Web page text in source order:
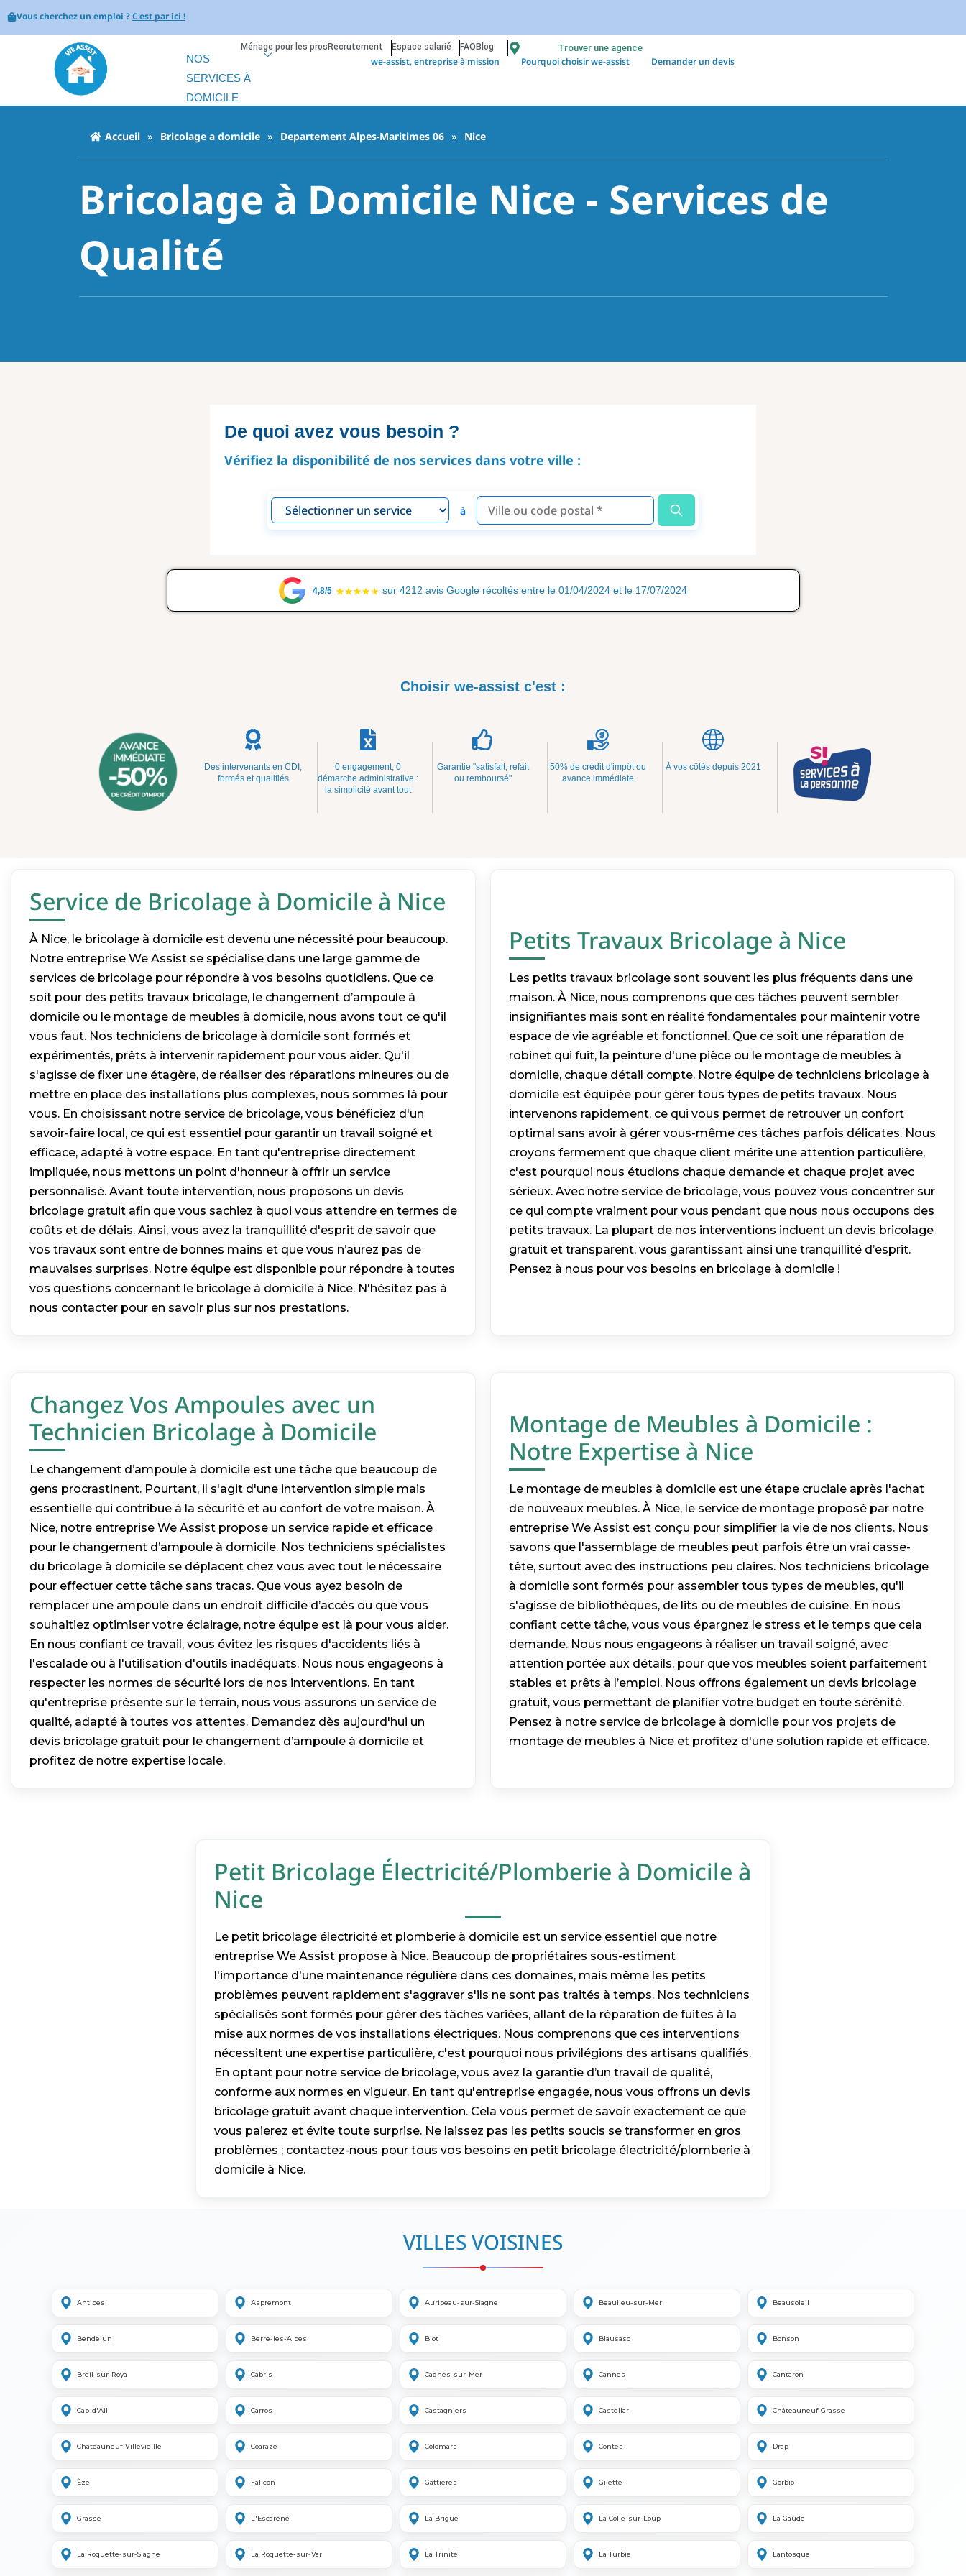
Vous cherchez un emploi ?C'est par ici !
Ménage pour les pros Recrutement Espace salarié FAQ Blog Trouver une agence
NOS
SERVICES À
DOMICILE
we-assist, entreprise à mission Pourquoi choisir we-assist Demander un devis
Accueil » Bricolage a domicile » Departement Alpes-Maritimes 06 » Nice
Bricolage à Domicile Nice - Services de
Qualité
De quoi avez vous besoin ?
Vérifiez la disponibilité de nos services dans votre ville :
à
4,8/5 sur 4212 avis Google récoltés entre le 01/04/2024 et le 17/07/2024
Choisir we-assist c'est :
Des intervenants en CDI,
formés et qualifiés
0 engagement, 0
démarche administrative :
la simplicité avant tout
Garantie "satisfait, refait
ou remboursé"
50% de crédit d'impôt ou
avance immédiate
À vos côtés depuis 2021
Service de Bricolage à Domicile à Nice
À Nice, le bricolage à domicile est devenu une nécessité pour beaucoup.
Notre entreprise We Assist se spécialise dans une large gamme de
services de bricolage pour répondre à vos besoins quotidiens. Que ce
soit pour des petits travaux bricolage, le changement d’ampoule à
domicile ou le montage de meubles à domicile, nous avons tout ce qu'il
vous faut. Nos techniciens de bricolage à domicile sont formés et
expérimentés, prêts à intervenir rapidement pour vous aider. Qu'il
s'agisse de fixer une étagère, de réaliser des réparations mineures ou de
mettre en place des installations plus complexes, nous sommes là pour
vous. En choisissant notre service de bricolage, vous bénéficiez d'un
savoir-faire local, ce qui est essentiel pour garantir un travail soigné et
efficace, adapté à votre espace. En tant qu'entreprise directement
impliquée, nous mettons un point d'honneur à offrir un service
personnalisé. Avant toute intervention, nous proposons un devis
bricolage gratuit afin que vous sachiez à quoi vous attendre en termes de
coûts et de délais. Ainsi, vous avez la tranquillité d'esprit de savoir que
vos travaux sont entre de bonnes mains et que vous n’aurez pas de
mauvaises surprises. Notre équipe est disponible pour répondre à toutes
vos questions concernant le bricolage à domicile à Nice. N'hésitez pas à
nous contacter pour en savoir plus sur nos prestations.
Petits Travaux Bricolage à Nice
Les petits travaux bricolage sont souvent les plus fréquents dans une
maison. À Nice, nous comprenons que ces tâches peuvent sembler
insignifiantes mais sont en réalité fondamentales pour maintenir votre
espace de vie agréable et fonctionnel. Que ce soit une réparation de
robinet qui fuit, la peinture d'une pièce ou le montage de meubles à
domicile, chaque détail compte. Notre équipe de techniciens bricolage à
domicile est équipée pour gérer tous types de petits travaux. Nous
intervenons rapidement, ce qui vous permet de retrouver un confort
optimal sans avoir à gérer vous-même ces tâches parfois délicates. Nous
croyons fermement que chaque client mérite une attention particulière,
c'est pourquoi nous étudions chaque demande et chaque projet avec
sérieux. Avec notre service de bricolage, vous pouvez vous concentrer sur
ce qui compte vraiment pour vous pendant que nous nous occupons des
petits travaux. La plupart de nos interventions incluent un devis bricolage
gratuit et transparent, vous garantissant ainsi une tranquillité d’esprit.
Pensez à nous pour vos besoins en bricolage à domicile !
Changez Vos Ampoules avec un
Technicien Bricolage à Domicile
Le changement d’ampoule à domicile est une tâche que beaucoup de
gens procrastinent. Pourtant, il s'agit d'une intervention simple mais
essentielle qui contribue à la sécurité et au confort de votre maison. À
Nice, notre entreprise We Assist propose un service rapide et efficace
pour le changement d’ampoule à domicile. Nos techniciens spécialistes
du bricolage à domicile se déplacent chez vous avec tout le nécessaire
pour effectuer cette tâche sans tracas. Que vous ayez besoin de
remplacer une ampoule dans un endroit difficile d’accès ou que vous
souhaitiez optimiser votre éclairage, notre équipe est là pour vous aider.
En nous confiant ce travail, vous évitez les risques d'accidents liés à
l'escalade ou à l'utilisation d'outils inadéquats. Nous nous engageons à
respecter les normes de sécurité lors de nos interventions. En tant
qu'entreprise présente sur le terrain, nous vous assurons un service de
qualité, adapté à toutes vos attentes. Demandez dès aujourd'hui un
devis bricolage gratuit pour le changement d’ampoule à domicile et
profitez de notre expertise locale.
Montage de Meubles à Domicile :
Notre Expertise à Nice
Le montage de meubles à domicile est une étape cruciale après l'achat
de nouveaux meubles. À Nice, le service de montage proposé par notre
entreprise We Assist est conçu pour simplifier la vie de nos clients. Nous
savons que l'assemblage de meubles peut parfois être un vrai casse-
tête, surtout avec des instructions peu claires. Nos techniciens bricolage
à domicile sont formés pour assembler tous types de meubles, qu'il
s'agisse de bibliothèques, de lits ou de meubles de cuisine. En nous
confiant cette tâche, vous vous épargnez le stress et le temps que cela
demande. Nous nous engageons à réaliser un travail soigné, avec
attention portée aux détails, pour que vos meubles soient parfaitement
stables et prêts à l’emploi. Nous offrons également un devis bricolage
gratuit, vous permettant de planifier votre budget en toute sérénité.
Pensez à notre service de bricolage à domicile pour vos projets de
montage de meubles à Nice et profitez d'une solution rapide et efficace.
Petit Bricolage Électricité/Plomberie à Domicile à
Nice
Le petit bricolage électricité et plomberie à domicile est un service essentiel que notre
entreprise We Assist propose à Nice. Beaucoup de propriétaires sous-estiment
l'importance d'une maintenance régulière dans ces domaines, mais même les petits
problèmes peuvent rapidement s'aggraver s'ils ne sont pas traités à temps. Nos techniciens
spécialisés sont formés pour gérer des tâches variées, allant de la réparation de fuites à la
mise aux normes de vos installations électriques. Nous comprenons que ces interventions
nécessitent une expertise particulière, c'est pourquoi nous privilégions des artisans qualifiés.
En optant pour notre service de bricolage, vous avez la garantie d’un travail de qualité,
conforme aux normes en vigueur. En tant qu'entreprise engagée, nous vous offrons un devis
bricolage gratuit avant chaque intervention. Cela vous permet de savoir exactement ce que
vous paierez et évite toute surprise. Ne laissez pas les petits soucis se transformer en gros
problèmes ; contactez-nous pour tous vos besoins en petit bricolage électricité/plomberie à
domicile à Nice.
VILLES VOISINES
Antibes Aspremont Auribeau-sur-Siagne Beaulieu-sur-Mer Beausoleil
Bendejun Berre-les-Alpes Biot Blausasc Bonson
Breil-sur-Roya Cabris Cagnes-sur-Mer Cannes Cantaron
Cap-d'Ail Carros Castagniers Castellar Châteauneuf-Grasse
Châteauneuf-Villevieille Coaraze Colomars Contes Drap
Èze Falicon Gattières Gilette Gorbio
Grasse L'Escarène La Brigue La Colle-sur-Loup La Gaude
La Roquette-sur-Siagne La Roquette-sur-Var La Trinité La Turbie Lantosque